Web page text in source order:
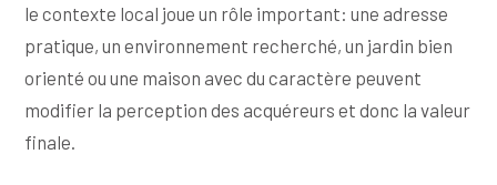
le contexte local joue un rôle important: une adresse
pratique, un environnement recherché, un jardin bien
orienté ou une maison avec du caractère peuvent
modifier la perception des acquéreurs et donc la valeur
finale.